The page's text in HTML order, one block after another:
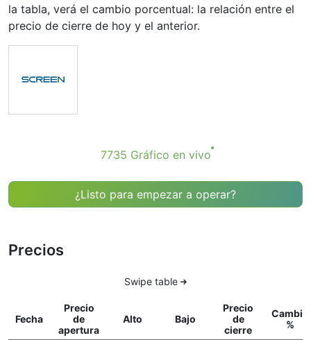
la tabla, verá el cambio porcentual: la relación entre el
precio de cierre de hoy y el anterior.
7735 Gráfico en vivo
¿Listo para empezar a operar?
Precios
Swipe table
Fecha
Precio
de
apertura
Alto Bajo
Precio
de
cierre
Cambio
%